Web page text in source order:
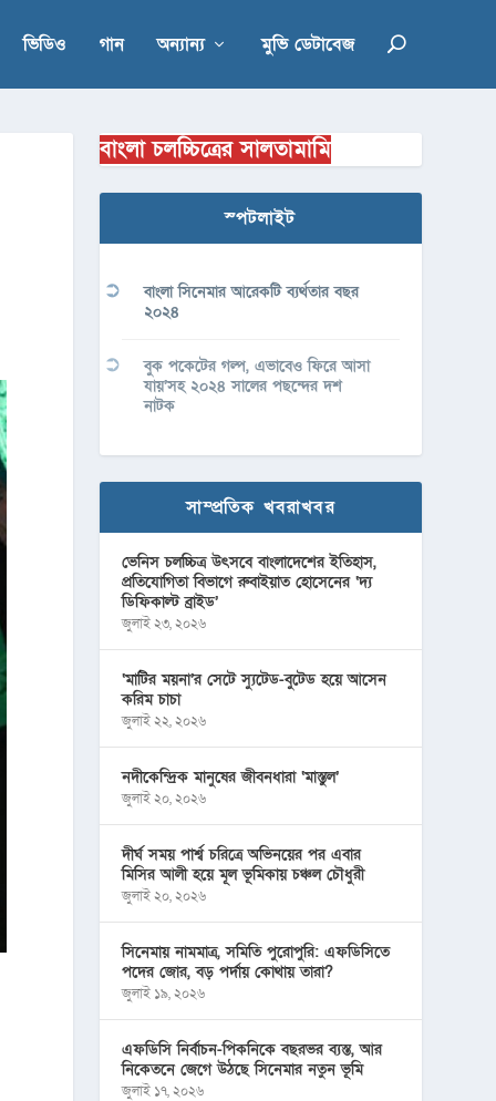
ভিডিও গান অন্যান্য মুভি ডেটাবেজ
বাংলা চলচ্চিত্রের সালতামামি
স্পটলাইট
বাংলা সিনেমার আরেকটি ব্যর্থতার বছর
২০২৪
বুক পকেটের গল্প, এভাবেও ফিরে আসা
যায়’সহ ২০২৪ সালের পছন্দের দশ
নাটক
সাম্প্রতিক খবরাখবর
ভেনিস চলচ্চিত্র উৎসবে বাংলাদেশের ইতিহাস,
প্রতিযোগিতা বিভাগে রুবাইয়াত হোসেনের ‘দ্য
ডিফিকাল্ট ব্রাইড’
জুলাই ২৩, ২০২৬
‘মাটির ময়না’র সেটে স্যুটেড-বুটেড হয়ে আসেন
করিম চাচা
জুলাই ২২, ২০২৬
নদীকেন্দ্রিক মানুষের জীবনধারা ‘মাস্তুল’
জুলাই ২০, ২০২৬
দীর্ঘ সময় পার্শ্ব চরিত্রে অভিনয়ের পর এবার
মিসির আলী হয়ে মূল ভূমিকায় চঞ্চল চৌধুরী
জুলাই ২০, ২০২৬
সিনেমায় নামমাত্র, সমিতি পুরোপুরি: এফডিসিতে
পদের জোর, বড় পর্দায় কোথায় তারা?
জুলাই ১৯, ২০২৬
এফডিসি নির্বাচন-পিকনিকে বছরভর ব্যস্ত, আর
নিকেতনে জেগে উঠছে সিনেমার নতুন ভূমি
জুলাই ১৭, ২০২৬